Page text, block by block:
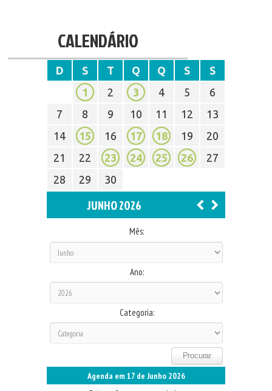
CALENDÁRIO
D S T Q Q S
S
1
2 3 4 5
6
7
8 9 10 11 12
13
14
15 16 17 18 19
20
21
22 23 24 25 26
27
28
29 30
JUNHO 2026
Mês:
Ano:
Categoria:
Agenda em 17 de Junho 2026